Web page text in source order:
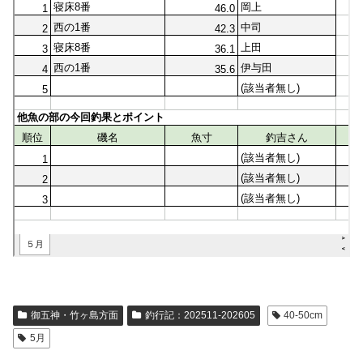
御五神・竹ヶ島方面 釣行記：202511-202605
40-50cm
5月